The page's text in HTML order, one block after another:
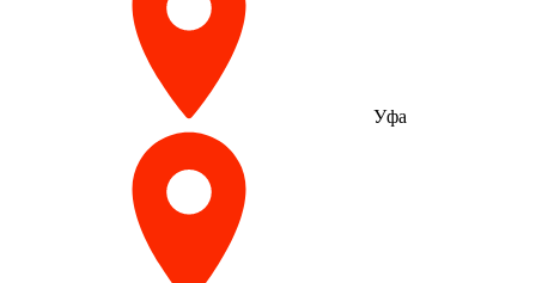
Уфа